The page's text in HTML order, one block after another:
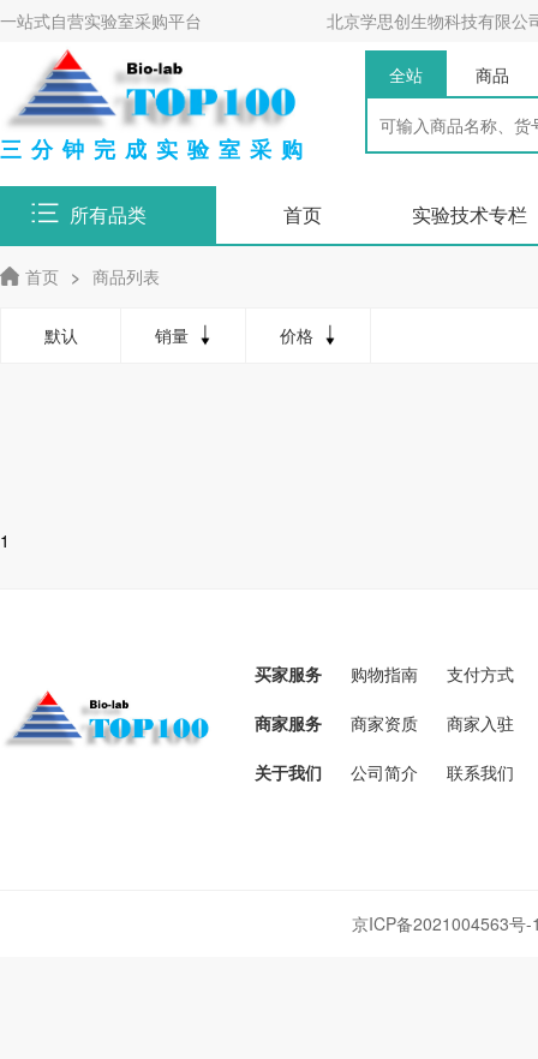
一站式自营实验室采购平台 北京学思创生物科技有限公
三分钟完成实验室采购
全站 商品
所有品类 首页 实验技术专栏
首页 > 商品列表
默认 销量 价格
1
买家服务 购物指南 支付方式
商家服务 商家资质 商家入驻
关于我们 公司简介 联系我们
京ICP备2021004563号-